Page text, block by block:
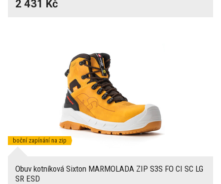
2 431 Kč
boční zapínání na zip
Obuv kotníková Sixton MARMOLADA ZIP S3S FO CI SC LG
SR ESD